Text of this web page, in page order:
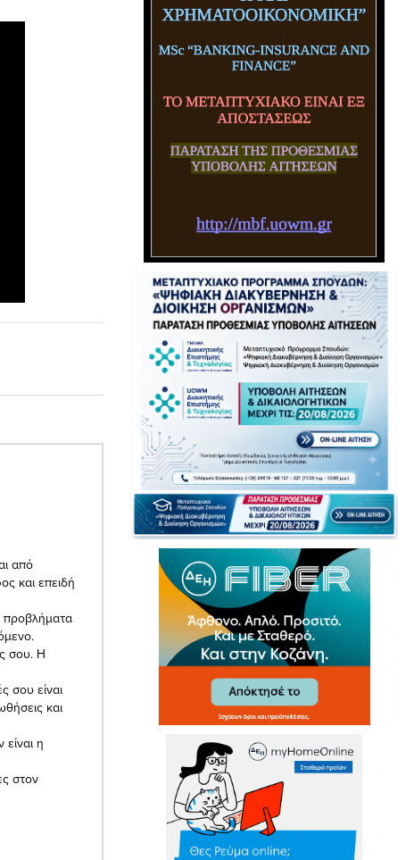
από
και επειδή
προβλήματα
σου. Η
σου είναι
και
η
στον